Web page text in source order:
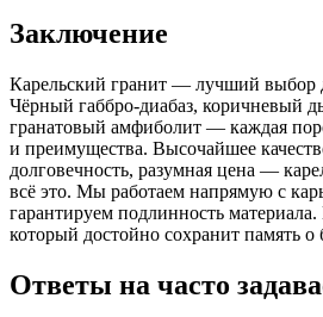
Заключение
Карельский гранит — лучший выбор
Чёрный габбро-диабаз, коричневый
гранатовый амфиболит — каждая
и преимущества. Высочайшее
долговечность, разумная цена —
всё это. Мы работаем напрямую с
гарантируем подлинность
который достойно сохранит память о
Ответы на часто